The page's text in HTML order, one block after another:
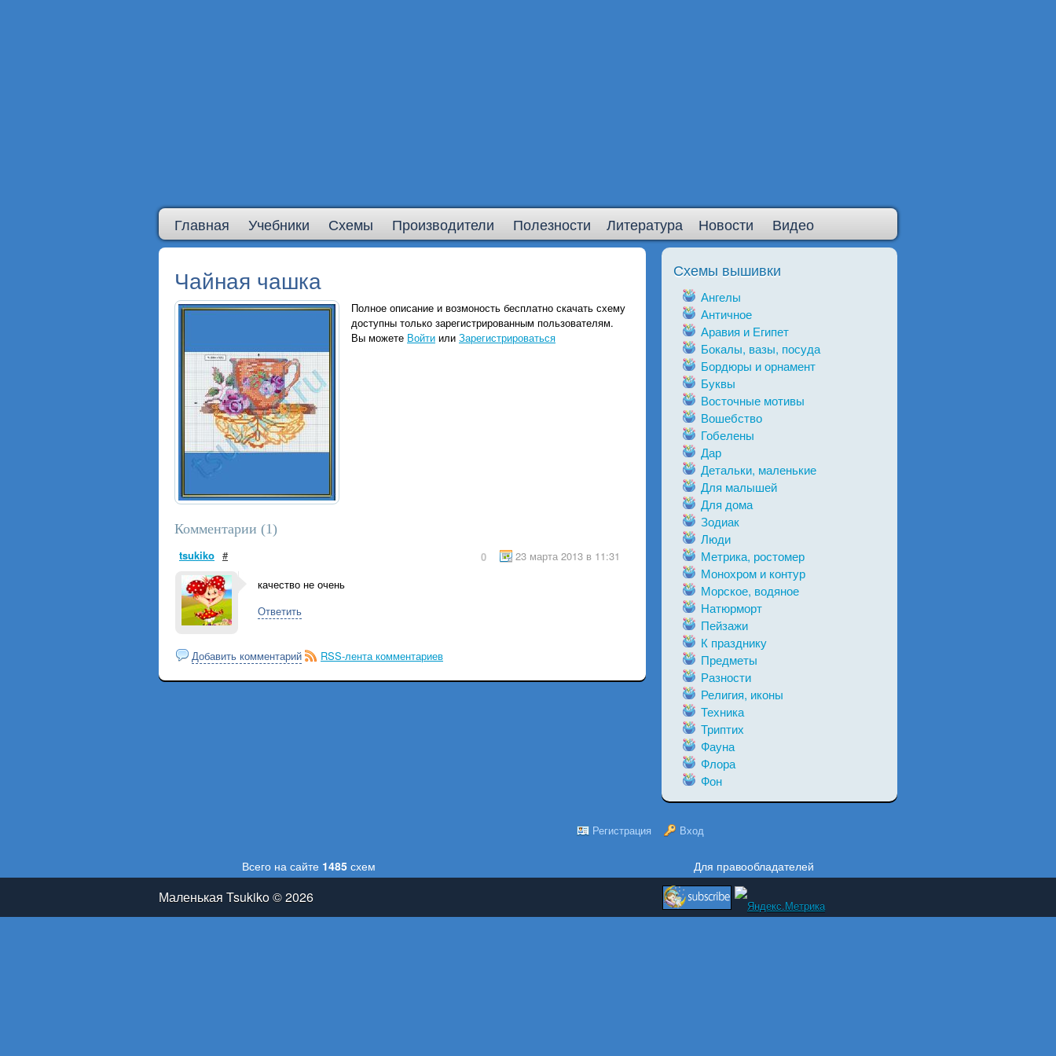
Главная Учебники Схемы Производители Полезности Литература Новости Видео
Чайная чашка
Полное описание и возмоность бесплатно скачать схему
доступны только зарегистрированным пользователям.
Вы можете Войти или Зарегистрироваться
Комментарии (1)
tsukiko # 23 марта 2013 в 11:31
0
качество не очень
Ответить
Добавить комментарий RSS-лента комментариев
Схемы вышивки
Ангелы
Античное
Аравия и Египет
Бокалы, вазы, посуда
Бордюры и орнамент
Буквы
Восточные мотивы
Вошебство
Гобелены
Дар
Детальки, маленькие
Для малышей
Для дома
Зодиак
Люди
Метрика, ростомер
Монохром и контур
Морское, водяное
Натюрморт
Пейзажи
К празднику
Предметы
Разности
Религия, иконы
Техника
Триптих
Фауна
Флора
Фон
Регистрация Вход
Всего на сайте 1485 схем Для правообладателей
Маленькая Tsukiko © 2026